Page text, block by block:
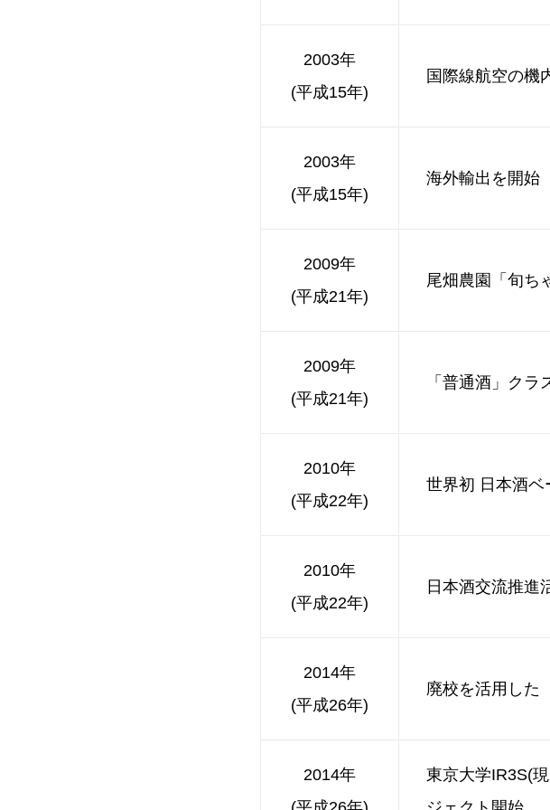
2003年
(平成15年)
国際線航空の機
2003年
(平成15年)
海外輸出を開始
2009年
(平成21年)
尾畑農園「旬ち
2009年
(平成21年)
「普通酒」ク
2010年
(平成22年)
世界初 日本酒ベ
2010年
(平成22年)
日本酒交流推進
2014年
(平成26年)
廃校を活用した
2014年
東京大学IR3S(